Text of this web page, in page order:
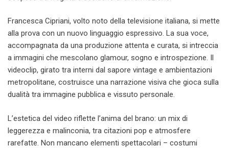
Francesca Cipriani, volto noto della televisione italiana, si mette
alla prova con un nuovo linguaggio espressivo. La sua voce,
accompagnata da una produzione attenta e curata, si intreccia
a immagini che mescolano glamour, sogno e introspezione. Il
videoclip, girato tra interni dal sapore vintage e ambientazioni
metropolitane, costruisce una narrazione visiva che gioca sulla
dualità tra immagine pubblica e vissuto personale.
L’estetica del video riflette l’anima del brano: un mix di
leggerezza e malinconia, tra citazioni pop e atmosfere
rarefatte. Non mancano elementi spettacolari – costumi